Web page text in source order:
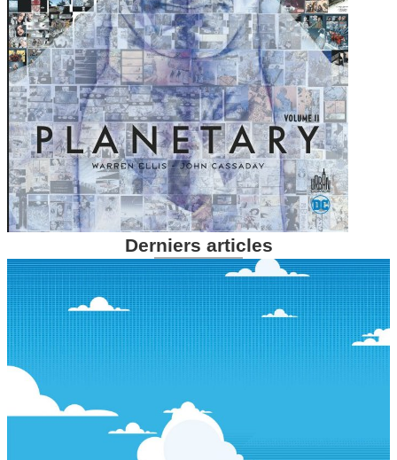
Derniers articles